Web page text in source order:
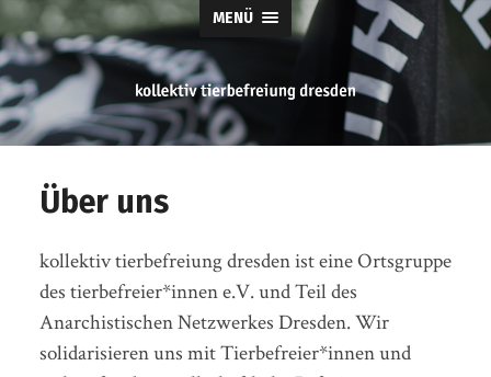
MENÜ
tierbefreiung
Über uns
kollektiv tierbefreiung dresden ist eine Ortsgruppe
des tierbefreier*innen e.V. und Teil des
Anarchistischen Netzwerkes Dresden. Wir
solidarisieren uns mit Tierbefreier*innen und